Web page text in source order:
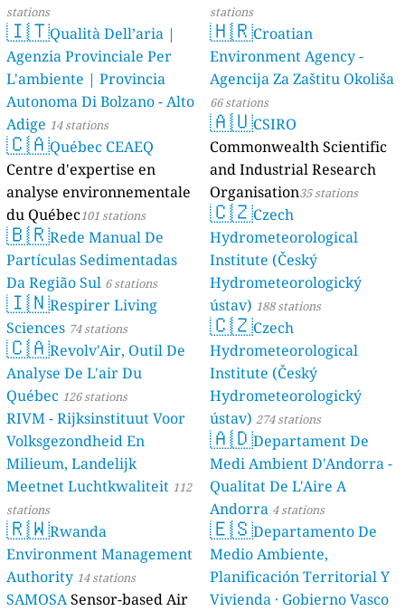
stations
🇭🇷Croatian
Environment Agency -
Agencija Za Zaštitu Okoliša
66 stations
🇦🇺CSIRO
Commonwealth Scientific
and Industrial Research
Organisation35 stations
🇨🇿Czech
Hydrometeorological
Institute (Český
Hydrometeorologický
ústav) 188 stations
🇨🇿Czech
Hydrometeorological
Institute (Český
Hydrometeorologický
ústav) 274 stations
🇦🇩Departament De
Medi Ambient D'Andorra -
Qualitat De L'Aire A
Andorra 4 stations
🇪🇸Departamento De
Medio Ambiente,
Planificación Territorial Y
Vivienda · Gobierno Vasco
stations
🇮🇹Qualità Dell’aria |
Agenzia Provinciale Per
L'ambiente | Provincia
Autonoma Di Bolzano - Alto
Adige 14 stations
🇨🇦Québec CEAEQ
Centre d'expertise en
analyse environnementale
du Québec101 stations
🇧🇷Rede Manual De
Partículas Sedimentadas
Da Região Sul 6 stations
🇮🇳Respirer Living
Sciences 74 stations
🇨🇦Revolv'Air, Outil De
Analyse De L'air Du
Québec 126 stations
RIVM - Rijksinstituut Voor
Volksgezondheid En
Milieum, Landelijk
Meetnet Luchtkwaliteit 112
stations
🇷🇼Rwanda
Environment Management
Authority 14 stations
SAMOSASensor-based Air